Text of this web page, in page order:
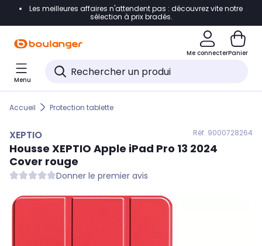
Accéder directement à la navigation
Accéder directement au pied de page
Accéder directement au chatbot
Les meilleures affaires n'attendent pas : découvrez vite notre
sélection à prix bradés.
Me connecterPanier
Menu
Accueil Protection tablette
XEPTIO Réf. 9000728264
Housse XEPTIO Apple iPad Pro 13 2024
Cover rouge
Donner le premier avis